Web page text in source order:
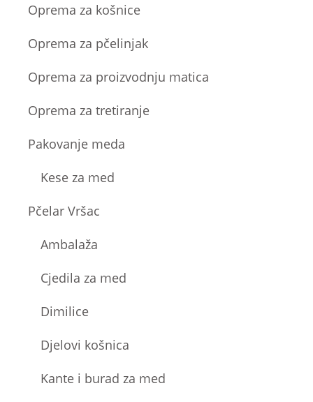
Oprema za košnice
Oprema za pčelinjak
Oprema za proizvodnju matica
Oprema za tretiranje
Pakovanje meda
Kese za med
Pčelar Vršac
Ambalaža
Cjedila za med
Dimilice
Djelovi košnica
Kante i burad za med